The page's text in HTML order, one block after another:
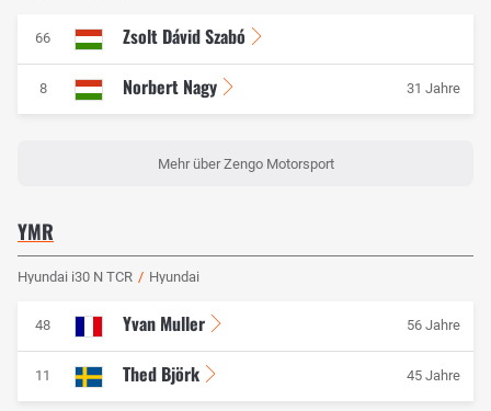
66 Zsolt Dávid Szabó
8 Norbert Nagy 31 Jahre
Mehr über Zengo Motorsport
YMR
Hyundai i30 N TCR / Hyundai
48 Yvan Muller 56 Jahre
11 Thed Björk 45 Jahre